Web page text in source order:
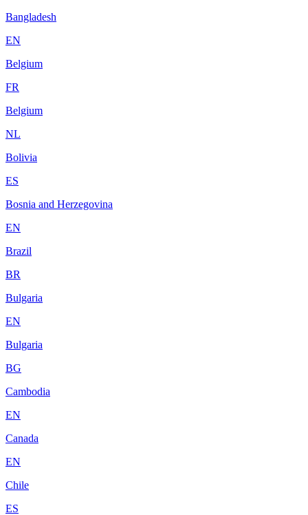
Bangladesh
EN
Belgium
FR
Belgium
NL
Bolivia
ES
Bosnia and Herzegovina
EN
Brazil
BR
Bulgaria
EN
Bulgaria
BG
Cambodia
EN
Canada
EN
Chile
ES